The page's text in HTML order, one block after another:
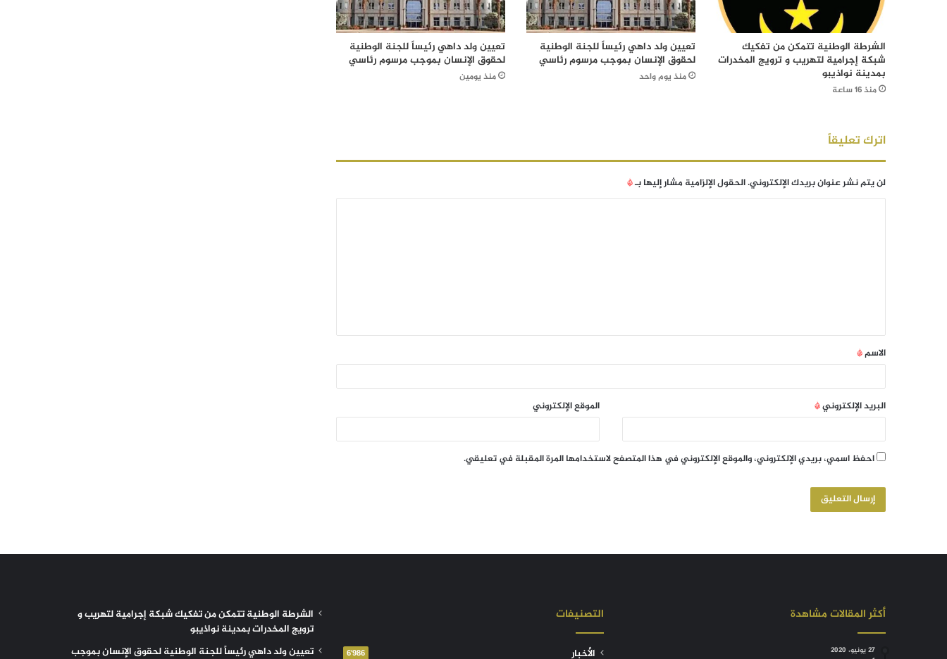
الشرطة الوطنية تتمكن من تفكيك
شبكة إجرامية لتهريب و ترويج المخدرات
بمدينة نواذيبو
منذ 16 ساعة
تعيين ولد داهي رئيساً للجنة الوطنية
لحقوق الإنسان بموجب مرسوم رئاسي
منذ يوم واحد
تعيين ولد داهي رئيساً للجنة الوطنية
لحقوق الإنسان بموجب مرسوم رئاسي
منذ يومين
اترك تعليقاً
لن يتم نشر عنوان بريدك الإلكتروني.الحقول الإلزامية مشار إليها بـ*
الاسم*
البريد الإلكتروني* الموقع الإلكتروني
احفظ اسمي، بريدي الإلكتروني، والموقع الإلكتروني في هذا المتصفح لاستخدامها المرة المقبلة في تعليقي.
أكثر المقالات مشاهدة
27 يونيو، 2020
التصنيفات
الأخبار 6٬986
الشرطة الوطنية تتمكن من تفكيك شبكة إجرامية لتهريب و
ترويج المخدرات بمدينة نواذيبو
تعيين ولد داهي رئيساً للجنة الوطنية لحقوق الإنسان بموجب